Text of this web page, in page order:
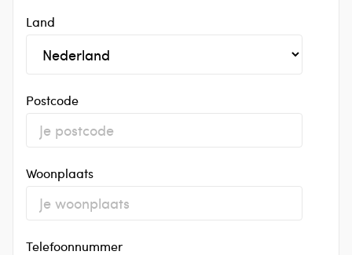
Land
Postcode
Woonplaats
Telefoonnummer